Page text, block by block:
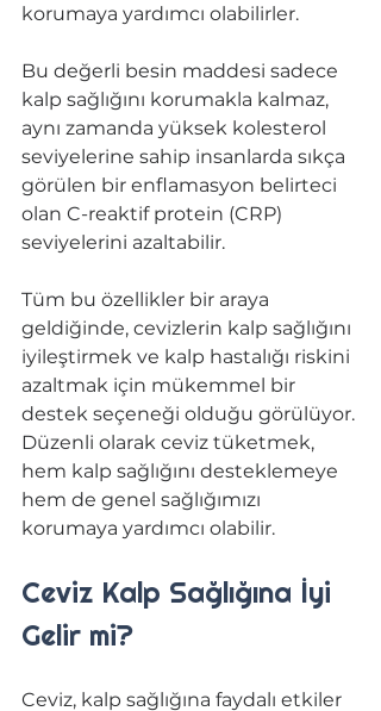
korumaya yardımcı olabilirler.
Bu değerli besin maddesi sadece
kalp sağlığını korumakla kalmaz,
aynı zamanda yüksek kolesterol
seviyelerine sahip insanlarda sıkça
görülen bir enflamasyon belirteci
olan C-reaktif protein (CRP)
seviyelerini azaltabilir.
Tüm bu özellikler bir araya
geldiğinde, cevizlerin kalp sağlığını
iyileştirmek ve kalp hastalığı riskini
azaltmak için mükemmel bir
destek seçeneği olduğu görülüyor.
Düzenli olarak ceviz tüketmek,
hem kalp sağlığını desteklemeye
hem de genel sağlığımızı
korumaya yardımcı olabilir.
Ceviz Kalp Sağlığına İyi
Gelir mi?
Ceviz, kalp sağlığına faydalı etkiler